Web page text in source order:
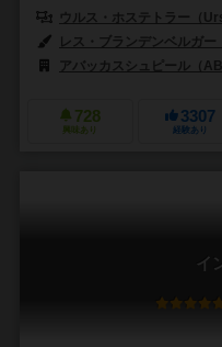
ウルス・ホステトラー（
レス・ブランデンベルガ
アバッカスシュピール（
728
興味あり
3307
経験あり
イ